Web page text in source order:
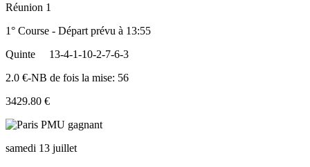
Réunion 1
1° Course - Départ prévu à 13:55
Quinte
13-4-1-10-2-7-6-3
2.0 €-NB de fois la mise: 56
3429.80 €
samedi 13 juillet